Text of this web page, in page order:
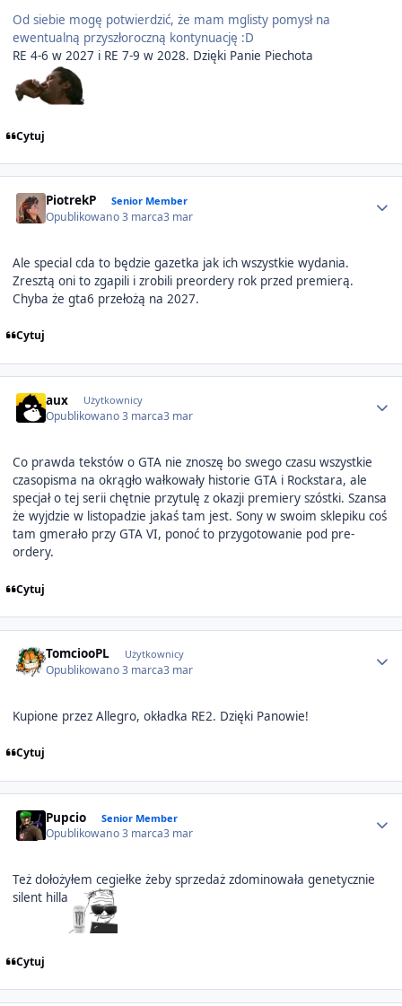
Od siebie mogę potwierdzić, że mam mglisty pomysł na
ewentualną przyszłoroczną kontynuację :D
RE 4-6 w 2027 i RE 7-9 w 2028. Dzięki Panie Piechota
Cytuj
PiotrekP Senior Member
Opublikowano3 marca3 mar
Ale special cda to będzie gazetka jak ich wszystkie wydania.
Zresztą oni to zgapili i zrobili preordery rok przed premierą.
Chyba że gta6 przełożą na 2027.
Cytuj
aux Użytkownicy
Opublikowano3 marca3 mar
Co prawda tekstów o GTA nie znoszę bo swego czasu wszystkie
czasopisma na okrągło wałkowały historie GTA i Rockstara, ale
specjał o tej serii chętnie przytulę z okazji premiery szóstki. Szansa
że wyjdzie w listopadzie jakaś tam jest. Sony w swoim sklepiku coś
tam gmerało przy GTA VI, ponoć to przygotowanie pod pre-
ordery.
Cytuj
TomciooPL Użytkownicy
Opublikowano3 marca3 mar
Kupione przez Allegro, okładka RE2. Dzięki Panowie!
Cytuj
Pupcio Senior Member
Opublikowano3 marca3 mar
Też dołożyłem cegiełke żeby sprzedaż zdominowała genetycznie
silent hilla
Cytuj